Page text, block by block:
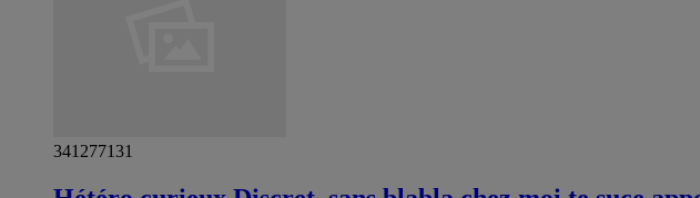
341277131